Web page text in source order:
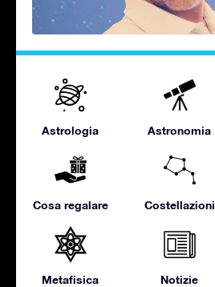
Astrologia Astronomia
Cosa regalare Costellazioni
Metafisica Notizie